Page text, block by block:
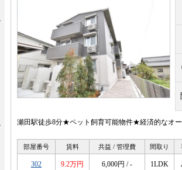
瀬田駅徒歩8分★ペット飼育可能物件★経済的なオ
部屋番号 賃料 共益 / 管理費 間取り
302 9.2万円 6,000円 / - 1LDK